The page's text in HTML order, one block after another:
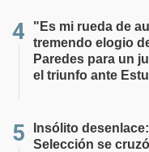
"Es mi rueda de
tremendo elogio
Paredes para un
el triunfo ante
Insólito
Selección se